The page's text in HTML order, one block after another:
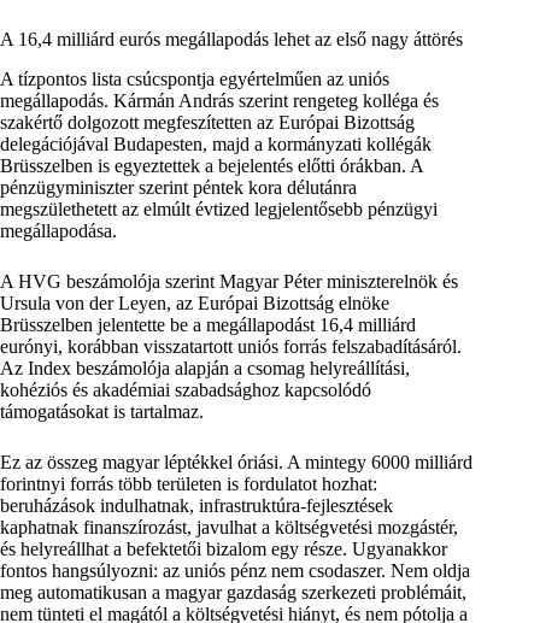
A 16,4 milliárd eurós megállapodás lehet az első nagy áttörés
A tízpontos lista csúcspontja egyértelműen az uniós
megállapodás. Kármán András szerint rengeteg kolléga és
szakértő dolgozott megfeszítetten az Európai Bizottság
delegációjával Budapesten, majd a kormányzati kollégák
Brüsszelben is egyeztettek a bejelentés előtti órákban. A
pénzügyminiszter szerint péntek kora délutánra
megszülethetett az elmúlt évtized legjelentősebb pénzügyi
megállapodása.
A HVG beszámolója szerint Magyar Péter miniszterelnök és
Ursula von der Leyen, az Európai Bizottság elnöke
Brüsszelben jelentette be a megállapodást 16,4 milliárd
eurónyi, korábban visszatartott uniós forrás felszabadításáról.
Az Index beszámolója alapján a csomag helyreállítási,
kohéziós és akadémiai szabadsághoz kapcsolódó
támogatásokat is tartalmaz.
Ez az összeg magyar léptékkel óriási. A mintegy 6000 milliárd
forintnyi forrás több területen is fordulatot hozhat:
beruházások indulhatnak, infrastruktúra-fejlesztések
kaphatnak finanszírozást, javulhat a költségvetési mozgástér,
és helyreállhat a befektetői bizalom egy része. Ugyanakkor
fontos hangsúlyozni: az uniós pénz nem csodaszer. Nem oldja
meg automatikusan a magyar gazdaság szerkezeti problémáit,
nem tünteti el magától a költségvetési hiányt, és nem pótolja a